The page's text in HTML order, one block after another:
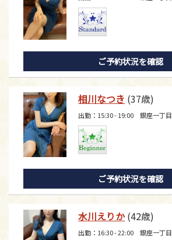
ご予約状況を確認
相川なつき (37歳)
出勤：15:30 - 19:00 銀座一丁目
ご予約状況を確認
水川えりか(42歳)
出勤：16:30 - 22:00 銀座一丁目